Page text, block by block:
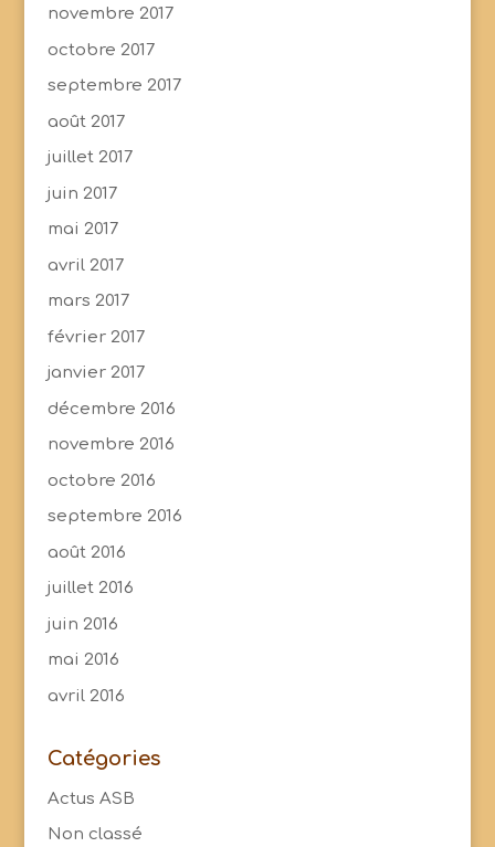
novembre 2017
octobre 2017
septembre 2017
août 2017
juillet 2017
juin 2017
mai 2017
avril 2017
mars 2017
février 2017
janvier 2017
décembre 2016
novembre 2016
octobre 2016
septembre 2016
août 2016
juillet 2016
juin 2016
mai 2016
avril 2016
Catégories
Actus ASB
Non classé